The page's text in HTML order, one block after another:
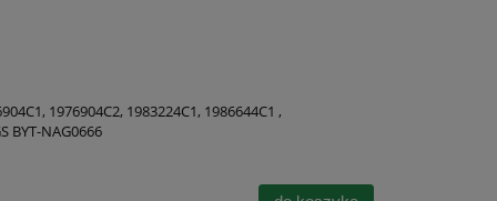
1976904C2, 1983224C1, 1986644C1 ,
BYT-NAG0666